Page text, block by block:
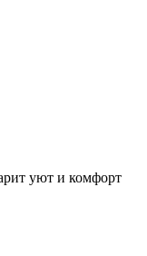
уют и комфорт